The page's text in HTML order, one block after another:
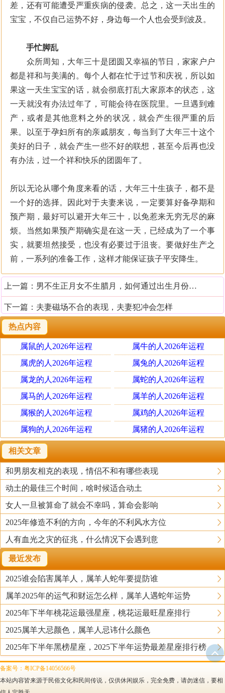
差，还有可能遭受严重疾病的侵袭。总之，这一天出生的
宝宝，不仅自己运势不好，身边每一个人也会受到波及。
手忙脚乱
众所周知，大年三十是团圆又幸福的节日，家家户户
都是祥和与美满的。每个人都在忙于过节和庆祝，所以如
果这一天生宝宝的话，就会彻底打乱大家原本的状态，这
一天就没有办法过年了，可能会待在医院里。一旦遇到难
产，或者是其他意料之外的状况，就会产生很严重的后
果。以至于孕妇所有的亲戚朋友，每当到了大年三十这个
美好的日子，就会产生一些不好的联想，甚至今后再也没
有办法，过一个祥和快乐的团圆年了。
所以无论从哪个角度来看的话，大年三十生孩子，都不是
一个好的选择。因此对于夫妻来说，一定要算好备孕期和
预产期，最好可以避开大年三十，以免惹来无穷无尽的麻
烦。当然如果预产期确实是在这一天，已经成为了一个事
实，就要坦然接受，也没有必要过于沮丧。要做好生产之
前，一系列的准备工作，这样才能保证孩子平安降生。
上一篇： 男不生正月女不生腊月，如何通过出生月份看运势
下一篇： 夫妻磁场不合的表现，夫妻犯冲会怎样
热点内容
属鼠的人2026年运程
属牛的人2026年运程
属虎的人2026年运程
属兔的人2026年运程
属龙的人2026年运程
属蛇的人2026年运程
属马的人2026年运程
属羊的人2026年运程
属猴的人2026年运程
属鸡的人2026年运程
属狗的人2026年运程
属猪的人2026年运程
相关文章
和男朋友相克的表现，情侣不和有哪些表现
动土的最佳三个时间，啥时候适合动土
女人一旦被算命了就会不幸吗，算命会影响
2025年修造不利的方向，今年的不利风水方位
人有血光之灾的征兆，什么情况下会遇到意
最近发布
2025谁会陷害属羊人，属羊人蛇年要提防谁
属羊2025年的运气和财运怎么样，属羊人遇蛇年运势
2025年下半年桃花运最强星座，桃花运最旺星座排行
2025属羊大忌颜色，属羊人忌讳什么颜色
2025年下半年黑榜星座，2025下半年运势最差星座排行榜
备案号：粤ICP备14056566号
本站内容皆来源于民俗文化和民间传说，仅供休闲娱乐，完全免费，请勿迷信，要相